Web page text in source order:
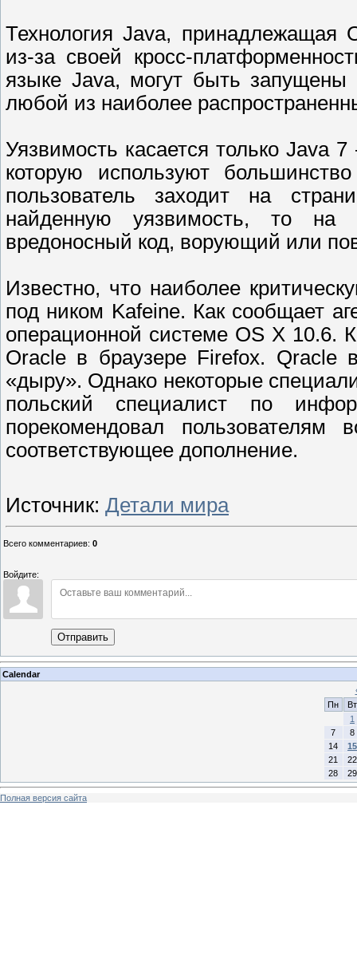
Технология Java, принадлежащая
из-за своей кросс-
языке Java, могут быть запущены
любой из наиболее
Уязвимость касается только Java
которую используют
пользователь заходит на
найденную уязвимость, то
вредоносный код, ворующий или
Известно, что наиболее
под ником Kafeine. Как сообщает
операционной системе OS X 10.6.
Oracle в браузере Firefox. Qracle
«дыру». Однако некоторые
польский специалист по
порекомендовал
соответствующее дополнение.
Источник: Детали мира
Всего комментариев: 0
Войдите:
Отправить
Calendar
Пн
Вт
1
7
8
14
15
21
22
28
29
Полная версия сайта